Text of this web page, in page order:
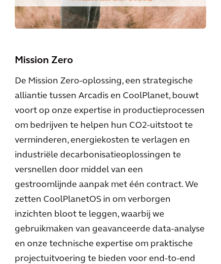
Mission Zero
De Mission Zero-oplossing, een strategische
alliantie tussen Arcadis en CoolPlanet, bouwt
voort op onze expertise in productieprocessen
om bedrijven te helpen hun CO2-uitstoot te
verminderen, energiekosten te verlagen en
industriële decarbonisatieoplossingen te
versnellen door middel van een
gestroomlijnde aanpak met één contract. We
zetten CoolPlanetOS in om verborgen
inzichten bloot te leggen, waarbij we
gebruikmaken van geavanceerde data-analyse
en onze technische expertise om praktische
projectuitvoering te bieden voor end-to-end